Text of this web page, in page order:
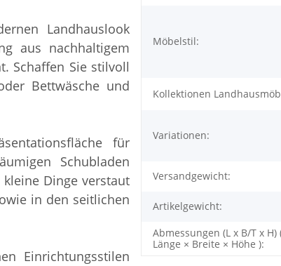
Landhauslook
aus nachhaltigem
Schaffen Sie stilvoll
Bettwäsche und
für
Schubladen
Dinge verstaut
in den seitlichen
Einrichtungsstilen
Möbelstil:
Kollektionen
Variationen:
Versandgewicht:
Artikelgewicht:
Abmessungen (L x B/T x H)
Länge × Breite × Höhe ):